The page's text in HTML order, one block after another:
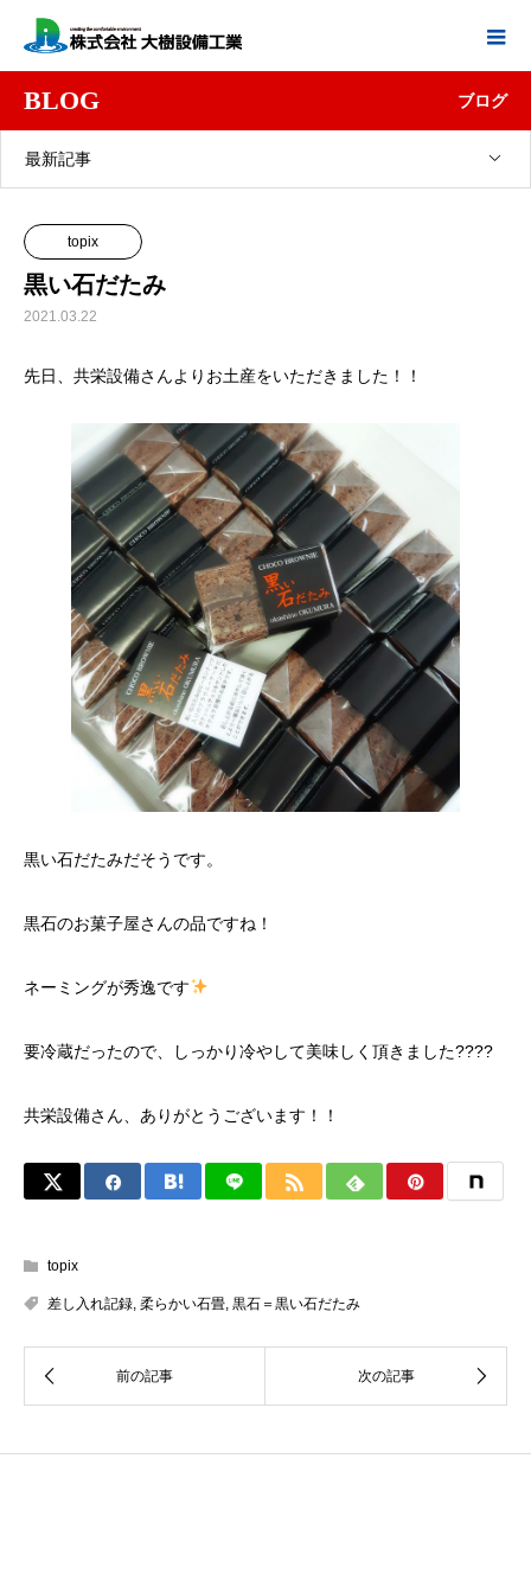
BLOG ブログ
最新記事
topix
黒い石だたみ
2021.03.22
先日、共栄設備さんよりお土産をいただきました！！
黒い石だたみだそうです。
黒石のお菓子屋さんの品ですね！
ネーミングが秀逸です
要冷蔵だったので、しっかり冷やして美味しく頂きました????
共栄設備さん、ありがとうございます！！
topix
差し入れ記録, 柔らかい石畳, 黒石＝黒い石だたみ